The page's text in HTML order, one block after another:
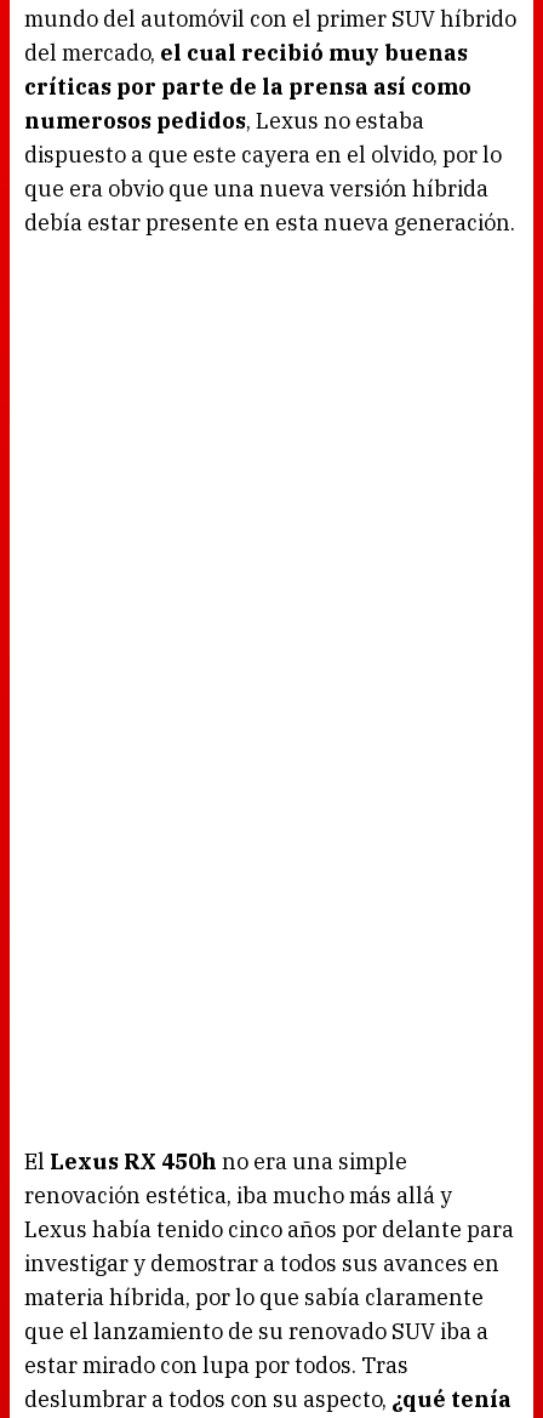
:
4
.
6
%
mundo del automóvil con el primer SUV híbrido
del mercado, el cual recibió muy buenas
críticas por parte de la prensa así como
numerosos pedidos, Lexus no estaba
dispuesto a que este cayera en el olvido, por lo
que era obvio que una nueva versión híbrida
debía estar presente en esta nueva generación.
El Lexus RX 450h no era una simple
renovación estética, iba mucho más allá y
Lexus había tenido cinco años por delante para
investigar y demostrar a todos sus avances en
materia híbrida, por lo que sabía claramente
que el lanzamiento de su renovado SUV iba a
estar mirado con lupa por todos. Tras
deslumbrar a todos con su aspecto, ¿qué tenía